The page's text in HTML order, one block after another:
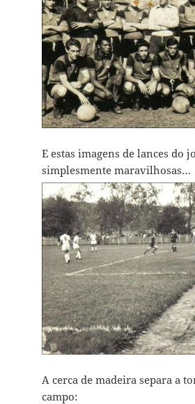
E estas imagens de lances do
simplesmente maravilhosas…
A cerca de madeira separa a
campo: